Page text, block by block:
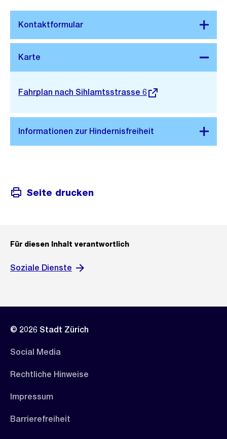
Stadtplan 3D
Externer
Fahrplan nach Sihlamtsstrasse 6
Seite drucken
Für diesen Inhalt verantwortlich
Soziale Dienste
© 2026 Stadt Zürich
Social Media
Rechtliche Hinweise
Impressum
Barrierefreiheit